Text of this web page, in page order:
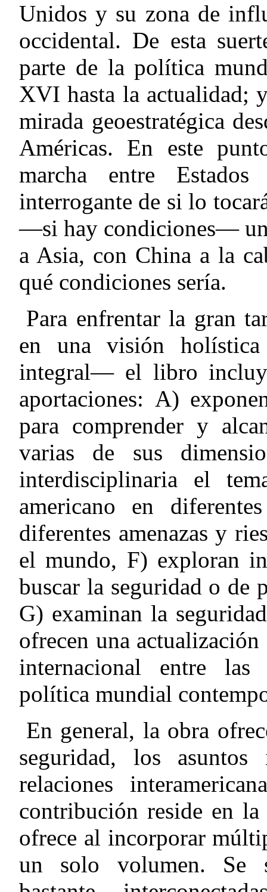
Unidos y su zona de
occidental. De esta
parte de la política
XVI hasta la actualidad;
mirada geoestratégica
Américas. En este
marcha entre
interrogante de si lo
—si hay condiciones— un
a Asia, con China a la
qué condiciones sería.
Para enfrentar la gran
en una visión holística
integral— el libro
aportaciones: A)
para comprender y
varias de sus
interdisciplinaria el
americano en
diferentes amenazas y
el mundo, F) exploran
buscar la seguridad o de
G) examinan la
ofrecen una
internacional entre
política mundial
En general, la obra
seguridad, los
relaciones
contribución reside en
ofrece al incorporar
un solo volumen. Se